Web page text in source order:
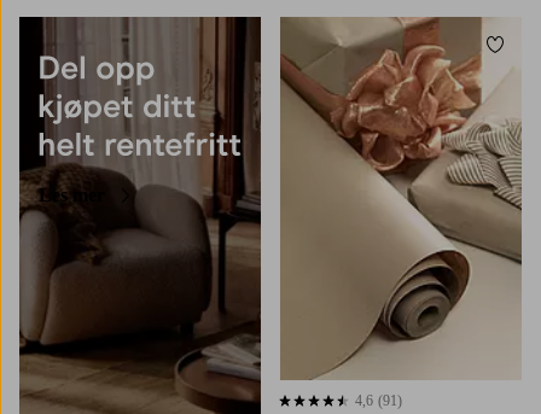
Les mer
4,6 basert på 91 karaktergivninger
4,6 (91)